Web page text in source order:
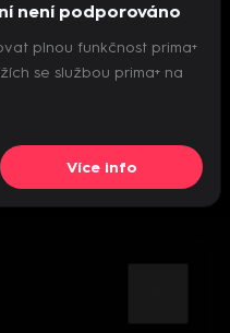
přehrávač
není podporováno
plnou funkčnost prima+
se službou prima+ na
Více info